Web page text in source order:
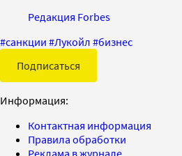
Редакция Forbes
#санкции #Лукойл #бизнес
Подписаться
Информация:
Контактная информация
Правила обработки